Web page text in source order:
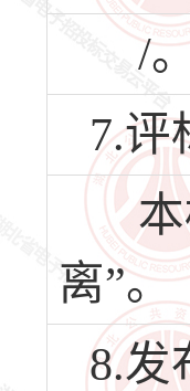
/
7.评
本
离”。
8.发